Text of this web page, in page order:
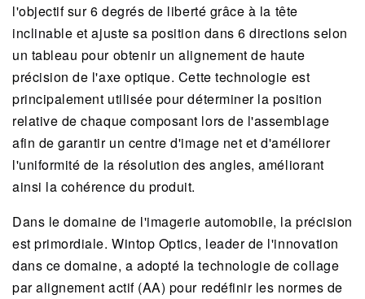
l'objectif sur 6 degrés de liberté grâce à la tête
inclinable et ajuste sa position dans 6 directions selon
un tableau pour obtenir un alignement de haute
précision de l'axe optique. Cette technologie est
principalement utilisée pour déterminer la position
relative de chaque composant lors de l'assemblage
afin de garantir un centre d'image net et d'améliorer
l'uniformité de la résolution des angles, améliorant
ainsi la cohérence du produit.
Dans le domaine de l'imagerie automobile, la précision
est primordiale. Wintop Optics, leader de l'innovation
dans ce domaine, a adopté la technologie de collage
par alignement actif (AA) pour redéfinir les normes de